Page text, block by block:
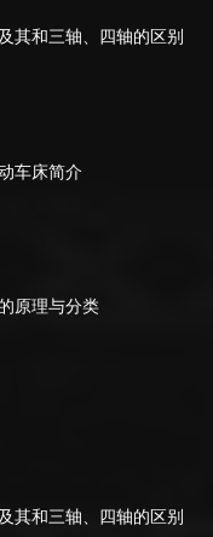
其和三轴、四轴的区别
车床简介
原理与分类
其和三轴、四轴的区别